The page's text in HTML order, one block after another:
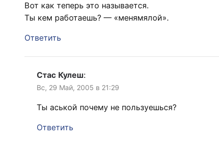
Вот как теперь это называется.
Ты кем работаешь? — «менямялой».
Ответить
Стас Кулеш:
Вс, 29 Май, 2005 в 21:29
Ты аськой почему не пользуешься?
Ответить